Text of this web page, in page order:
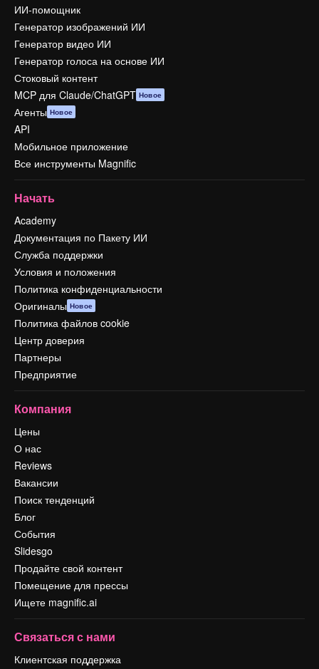
ИИ-помощник
Генератор изображений ИИ
Генератор видео ИИ
Генератор голоса на основе ИИ
Стоковый контент
MCP для Claude/ChatGPT Новое
Агенты Новое
API
Мобильное приложение
Все инструменты Magnific
Начать
Academy
Документация по Пакету ИИ
Служба поддержки
Условия и положения
Политика конфиденциальности
Оригиналы Новое
Политика файлов cookie
Центр доверия
Партнеры
Предприятие
Компания
Цены
О нас
Reviews
Вакансии
Поиск тенденций
Блог
События
Slidesgo
Продайте свой контент
Помещение для прессы
Ищете magnific.ai
Связаться с нами
Клиентская поддержка